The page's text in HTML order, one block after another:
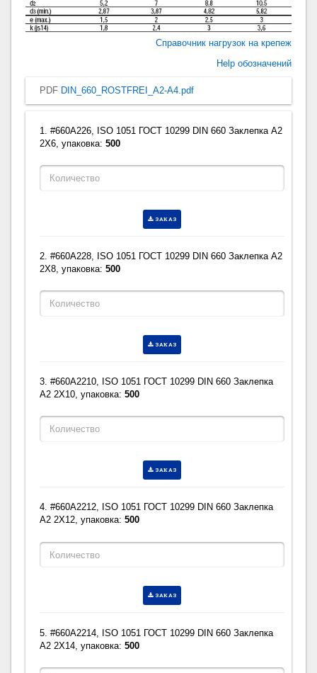
Справочник нагрузок на крепеж
Help обозначений
PDF DIN_660_ROSTFREI_A2-A4.pdf
1. #660A226, ISO 1051 ГОСТ 10299 DIN 660 Заклепка A2
2X6, упаковка:500
ЗАКАЗ
2. #660A228, ISO 1051 ГОСТ 10299 DIN 660 Заклепка A2
2X8, упаковка:500
ЗАКАЗ
3. #660A2210, ISO 1051 ГОСТ 10299 DIN 660 Заклепка
A2 2X10, упаковка:500
ЗАКАЗ
4. #660A2212, ISO 1051 ГОСТ 10299 DIN 660 Заклепка
A2 2X12, упаковка:500
ЗАКАЗ
5. #660A2214, ISO 1051 ГОСТ 10299 DIN 660 Заклепка
A2 2X14, упаковка:500